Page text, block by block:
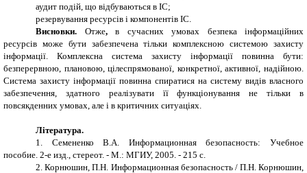
аудит подій, що відбуваються в ІС;
резервування ресурсів і компонентів ІС.
Висновки. Отже,в сучасних умовах безпека інформаційних
ресурсів може бути забезпечена тільки комплексною системою захисту
інформації. Комплексна система захисту інформації повинна бути:
безперервною, плановою, цілеспрямованої, конкретної, активної, надійною.
Система захисту інформації повинна спиратися на систему видів власного
забезпечення, здатного реалізувати її функціонування не тільки в
повсякденних умовах, але і в критичних ситуаціях.
Література.
1. Семененко В.А. Информационная безопасность: Учебное
пособие. 2-е изд., стереот. - М.: МГИУ, 2005. - 215 с.
2.Корнюшин, П.Н. Информационная безопасность / П.Н. Корнюшин,